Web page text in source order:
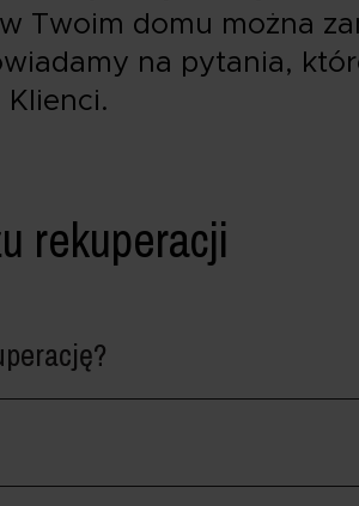
Twoim domu można
na pytania,
Klienci.
rekuperacji